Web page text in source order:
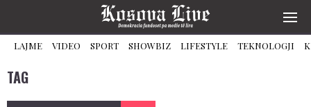
LAJME VIDEO SPORT SHOWBIZ LIFESTYLE TEKNOLOGJI
TAG